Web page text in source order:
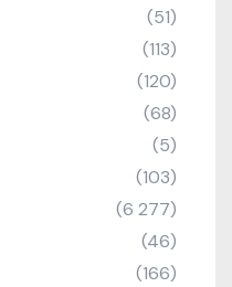
(51)
(113)
(120)
(68)
(5)
(103)
(6 277)
(46)
(166)